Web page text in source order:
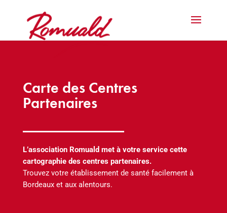
Carte des Centres
Partenaires
L’association Romuald met à votre service cette
cartographie des centres partenaires.
Trouvez votre établissement de santé facilement à
Bordeaux et aux alentours.